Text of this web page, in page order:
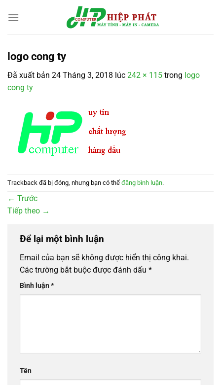
đến
logo cong ty
Đã xuất bản 24 Tháng 3, 2018 lúc 242 × 115 trong logo
cong ty
Trackback đã bị đóng, nhưng bạn có thể đăng bình luận.
← Trước
Tiếp theo →
Để lại một bình luận
Email của bạn sẽ không được hiển thị công khai.
Các trường bắt buộc được đánh dấu *
Bình luận*
Tên